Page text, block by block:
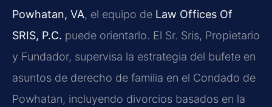
Powhatan, VA, el equipo de Law Offices Of
SRIS, P.C. puede orientarlo. El Sr. Sris, Propietario
y Fundador, supervisa la estrategia del bufete en
asuntos de derecho de familia en el Condado de
Powhatan, incluyendo divorcios basados en la